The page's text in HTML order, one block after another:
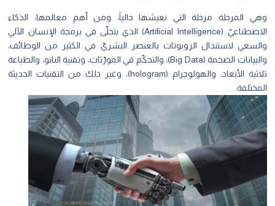
وهي المرحلة مرحلة التي نعيشها حالياً، ومن أهم معالمها: الذكاء
الاصطناعيّ (Artificial Intelligence) الذي يتجلّى في برمجة الإنسان الآلي
والسعي لاستبدال الروبوتات بالعنصر البشريّ في الكثير من الوظائف،
والبيانات الضخمة (Big Data)، والتحكّم في المورّثات، وتقنية النانو، والطباعة
ثلاثية الأبعاد، والهولوجرام (hologram)، وغير ذلك من التقنيات الحديثة
المختلفة.